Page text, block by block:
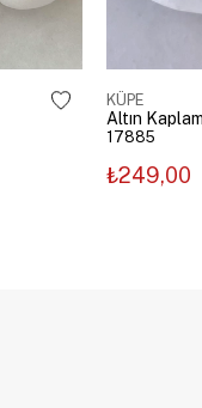
KÜPE
17885
₺249,00